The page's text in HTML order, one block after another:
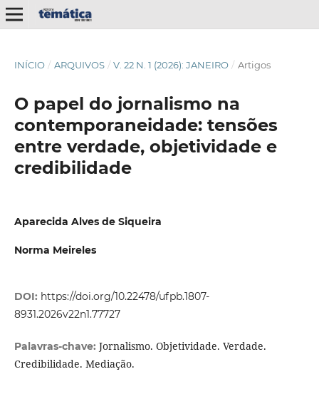
INÍCIO / ARQUIVOS / V. 22 N. 1 (2026): JANEIRO / Artigos
O papel do jornalismo na
contemporaneidade: tensões
entre verdade, objetividade e
credibilidade
Aparecida Alves de Siqueira
Norma Meireles
DOI: https://doi.org/10.22478/ufpb.1807-
8931.2026v22n1.77727
Palavras-chave: Jornalismo. Objetividade. Verdade.
Credibilidade. Mediação.